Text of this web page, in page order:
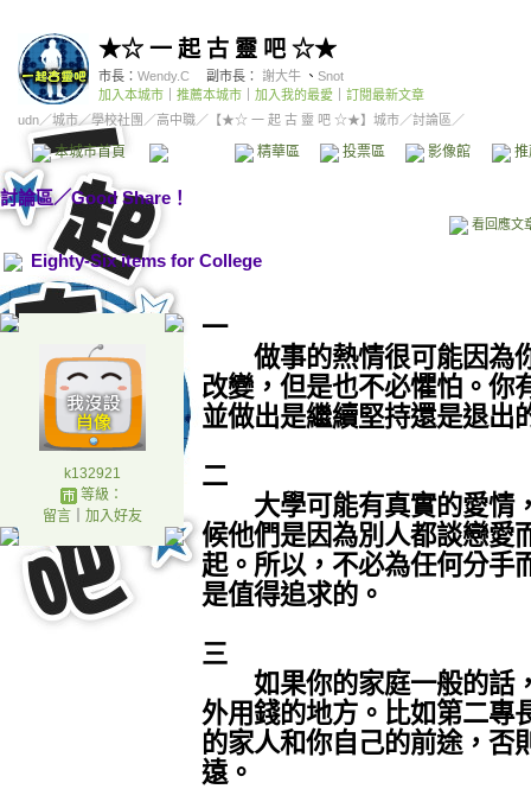
★☆ 一 起 古 靈 吧 ☆★
市長： Wendy.C 副市長： 謝大牛 、 Snot
加入本城市
推薦本城市 加入我的最愛
訂閱最新文章
udn／城市／學校社團 ／高中職／ 【★☆ 一 起 古 靈 吧 ☆★】城市／討論區／
本城市首頁 精華區 投票區 影像館
討論區／Good Share！
看回應文
Eighty-Six items for College
k132921
等級：
留言｜ 加入好友
一
做事的熱情很可能因為
改變，但是也不必懼怕。你
並做出是繼續堅持還是退出
二
大學可能有真實的愛情
候他們是因為別人都談戀愛
起。所以，不必為任何分手
是值得追求的。
三
如果你的家庭一般的話
外用錢的地方。比如第二專
的家人和你自己的前途，否
遠。